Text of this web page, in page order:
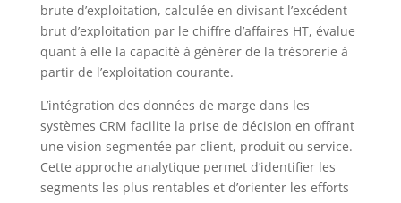
brute d’exploitation, calculée en divisant l’excédent
brut d’exploitation par le chiffre d’affaires HT, évalue
quant à elle la capacité à générer de la trésorerie à
partir de l’exploitation courante.
L’intégration des données de marge dans les
systèmes CRM facilite la prise de décision en offrant
une vision segmentée par client, produit ou service.
Cette approche analytique permet d’identifier les
segments les plus rentables et d’orienter les efforts